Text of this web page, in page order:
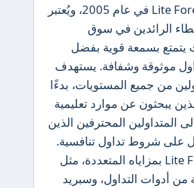
تأسس Lite Forex Hub في عام 2005، ويُعتبر
الرائدين في سوق
بسمعة قوية بفضل
موثوقة وشفافة. يستهدف
من جميع المستويات، بدءًا
يبحثون عن موارد تعليمية
المتداولين المحترفين الذين
على شروط تداول تنافسية.
يبرز Lite Forex Hub بمزاياه المتعددة، مثل
أدوات التداول، وسبريد